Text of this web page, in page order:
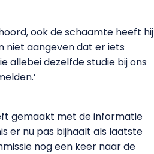
ook de schaamte heeft hij
niet aangeven dat er iets
allebei dezelfde studie bij ons
gemaakt met de informatie
er nu pas bijhaalt als laatste
nog een keer naar de